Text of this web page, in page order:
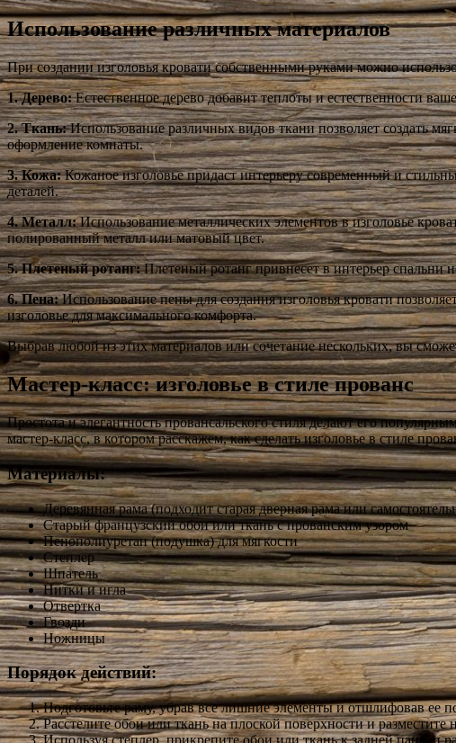
Использование различных материалов
При создании изголовья кровати собственными руками можно
1. Дерево:Естественное дерево добавит теплоты и естественности
2. Ткань:Использование различных видов ткани позволяет создать
оформление комнаты.
3. Кожа:Кожаное изголовье придаст интерьеру современный и
деталей.
4. Металл:Использование металлических элементов в изголовье
полированный металл или матовый цвет.
5. Плетеный ротанг:Плетеный ротанг привнесет в интерьер спальни
6. Пена:Использование пены для создания изголовья кровати
изголовье для максимального комфорта.
Выбрав любой из этих материалов или сочетание нескольких, вы
Мастер-класс: изголовье в стиле прованс
Простота и элегантность провансальского стиля делают его
мастер-класс, в котором расскажем, как сделать изголовье в стиле
Материалы:
Деревянная рама (подходит старая дверная рама или
Старый французский обои или ткань с прованским узором
Пенополиуретан (подушка) для мягкости
Степлер
Шпатель
Нитки и игла
Отвертка
Гвозди
Ножницы
Порядок действий:
Подготовьте раму, убрав все лишние элементы и отшлифовав ее
Расстелите обои или ткань на плоской поверхности и
Используя степлер, прикрепите обои или ткань к задней панели